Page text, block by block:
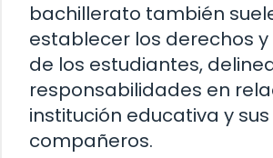
bachillerato también
establecer los derechos
de los estudiantes,
responsabilidades en
institución educativa y sus
compañeros.